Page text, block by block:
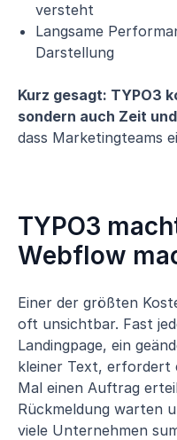
versteht
Langsame
Darstellung
Kurz gesagt: TYPO3
sondern auch Zeit
dass Marketingteams
TYPO3
Webflow
Einer der größten
oft unsichtbar. Fast
Landingpage, ein
kleiner Text, erfordert
Mal einen Auftrag
Rückmeldung warten
viele Unternehmen